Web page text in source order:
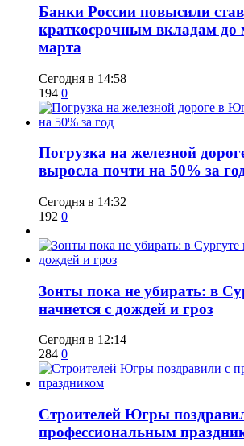
​Банки России повысили
краткосрочным вкладам до
марта
Сегодня в 14:58
194 0
​Погрузка на железной
выросла почти на 50% за
Сегодня в 14:32
192 0
​Зонты пока не убирать: в
начнется с дождей и гроз
Сегодня в 12:14
284 0
​Строителей Югры
профессиональным